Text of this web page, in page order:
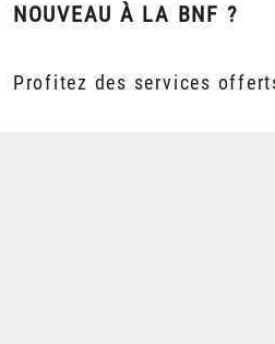
NOUVEAU À LA BNF ?
Profitez des services